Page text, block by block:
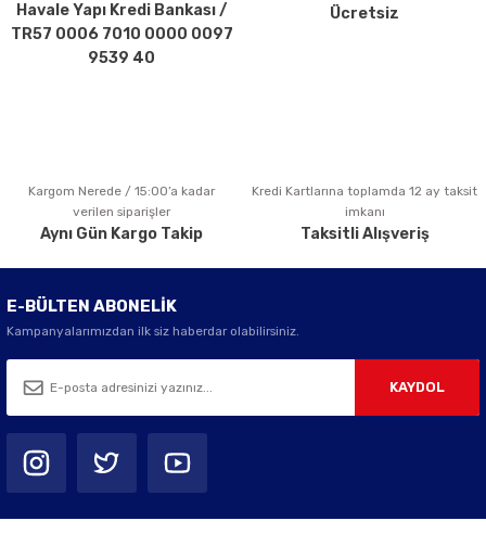
Ürün fiyatı diğer sitelerden daha pahalı.
Bu ürüne benzer farklı alternatifler olmalı.
Gönder
Havale Yapı Kredi Bankası /
TR57 0006 7010 0000 0097
9539 40
Ücretsiz
Kargom Nerede / 15:00’a kadar
verilen siparişler
Aynı Gün Kargo Takip
Kredi Kartlarına toplamda 12 ay taksit
imkanı
Taksitli Alışveriş
E-BÜLTEN ABONELİK
Kampanyalarımızdan ilk siz haberdar olabilirsiniz.
KAYDOL